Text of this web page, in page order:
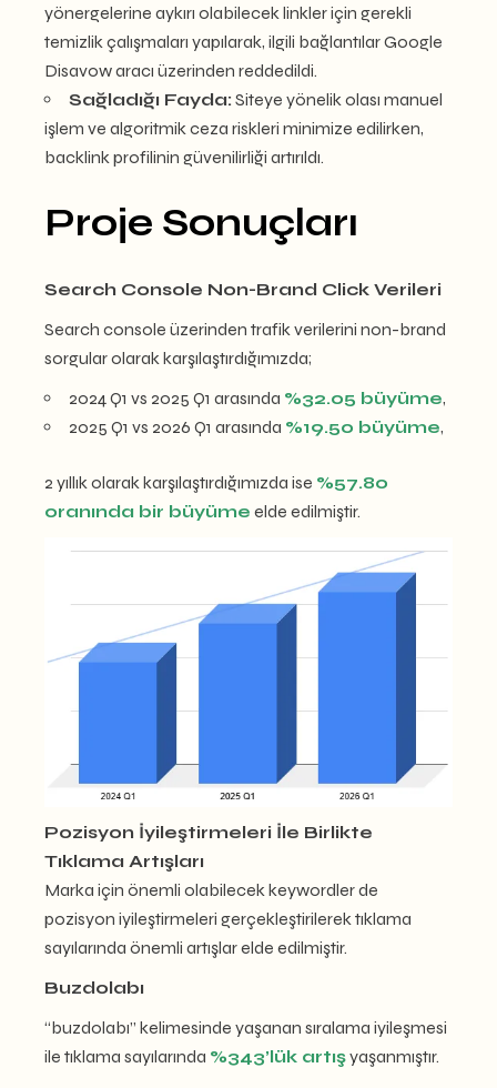
yönergelerine aykırı olabilecek linkler için gerekli
temizlik çalışmaları yapılarak, ilgili bağlantılar Google
Disavow aracı üzerinden reddedildi.
Sağladığı Fayda: Siteye yönelik olası manuel
işlem ve algoritmik ceza riskleri minimize edilirken,
backlink profilinin güvenilirliği artırıldı.
Proje Sonuçları
Search Console Non-Brand Click Verileri
Search console üzerinden trafik verilerini non-brand
sorgular olarak karşılaştırdığımızda;
2024 Q1 vs 2025 Q1 arasında %32.05 büyüme,
2025 Q1 vs 2026 Q1 arasında %19.50 büyüme,
2 yıllık olarak karşılaştırdığımızda ise %57.80
oranında bir büyüme elde edilmiştir.
Pozisyon İyileştirmeleri İle Birlikte
Tıklama Artışları
Marka için önemli olabilecek keywordler de
pozisyon iyileştirmeleri gerçekleştirilerek tıklama
sayılarında önemli artışlar elde edilmiştir.
Buzdolabı
“buzdolabı” kelimesinde yaşanan sıralama iyileşmesi
ile tıklama sayılarında %343’lük artışyaşanmıştır.